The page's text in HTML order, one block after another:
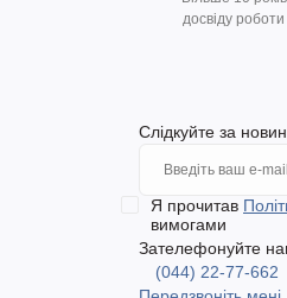
досвіду роботи
Слідкуйте за
Я прочитав
вимогами
Зателефонуйте
(044) 22-77-662